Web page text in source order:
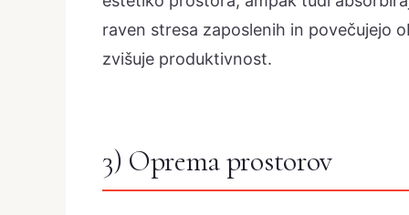
raven stresa zaposlenih in povečujejo
zvišuje produktivnost.
3) Oprema prostorov